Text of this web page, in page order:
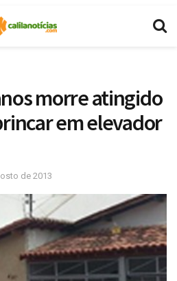
morre atingido
em elevador
de 2013